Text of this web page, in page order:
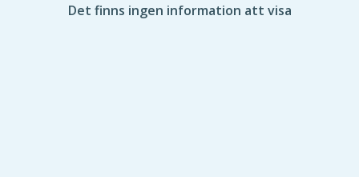
Det finns ingen information att visa